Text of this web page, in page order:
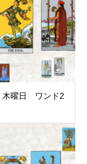
曜日 ワンド2